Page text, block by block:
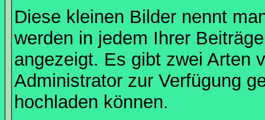
Diese kleinen Bilder nennt
werden in jedem Ihrer
angezeigt. Es gibt zwei Arten
Administrator zur Verfügung
hochladen können.